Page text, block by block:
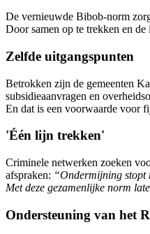
De vernieuwde Bibob-norm
Door samen op te trekken en
Zelfde uitgangspunten
Betrokken zijn de gemeenten
subsidieaanvragen en
En dat is een voorwaarde voor
'Één lijn trekken'
Criminele netwerken zoeken
afspraken: “Ondermijning stopt
Met deze gezamenlijke norm
Ondersteuning van het